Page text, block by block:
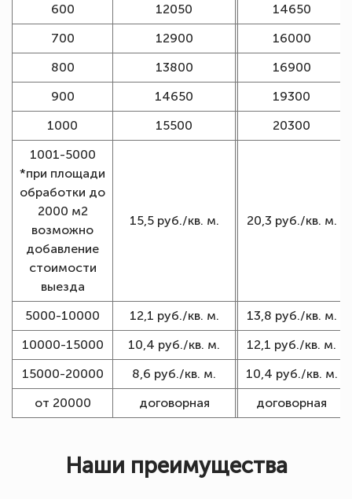
600
12050
14650
700
12900
16000
800
13800
16900
900
14650
19300
1000
15500
20300
1001-5000
*при площади
обработки до
2000 м2
возможно
добавление
стоимости
выезда
15,5 руб./кв. м. 20,3 руб./кв. м.
5000-10000 12,1 руб./кв. м.
13,8 руб./кв. м.
10000-15000
10,4 руб./кв. м.
12,1 руб./кв. м.
15000-20000
8,6 руб./кв. м.
10,4 руб./кв. м.
от 20000
договорная договорная
Наши преимущества